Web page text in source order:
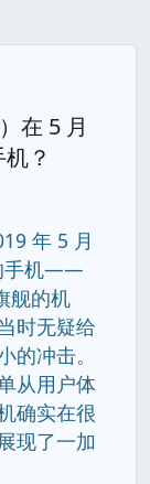
在 5 月
？
年 5 月
手机——
舰的机
时无疑给
的冲击。
从用户体
确实在很
现了一加